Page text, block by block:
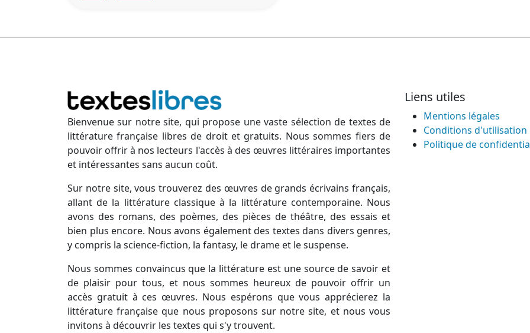
Bienvenue sur notre site, qui propose une vaste sélection de textes de
littérature française libres de droit et gratuits. Nous sommes fiers de
pouvoir offrir à nos lecteurs l'accès à des œuvres littéraires importantes
et intéressantes sans aucun coût.
Sur notre site, vous trouverez des œuvres de grands écrivains français,
allant de la littérature classique à la littérature contemporaine. Nous
avons des romans, des poèmes, des pièces de théâtre, des essais et
bien plus encore. Nous avons également des textes dans divers genres,
y compris la science-fiction, la fantasy, le drame et le suspense.
Nous sommes convaincus que la littérature est une source de savoir et
de plaisir pour tous, et nous sommes heureux de pouvoir offrir un
accès gratuit à ces œuvres. Nous espérons que vous apprécierez la
littérature française que nous proposons sur notre site, et nous vous
invitons à découvrir les textes qui s'y trouvent.
Liens utiles
Mentions légales
Conditions d'utilisation
Politique de